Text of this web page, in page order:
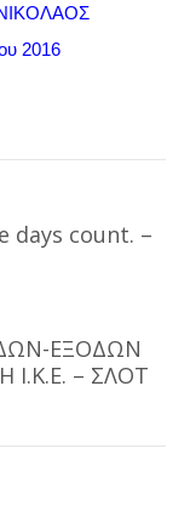
2016
days count. –
ΕΞΟΔΩΝ
Ι.Κ.Ε. – ΣΛΟΤ